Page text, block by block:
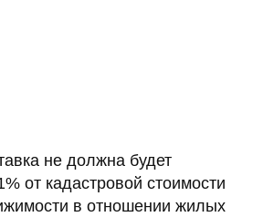
не должна будет
от кадастровой стоимости
в отношении жилых